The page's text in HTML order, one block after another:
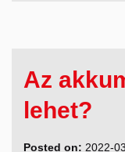
Az
lehet?
Posted on: 2022-